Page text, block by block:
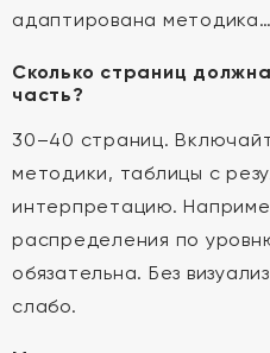
адаптирована
Сколько страниц
часть?
30–40 страниц.
методики, таблицы с
интерпретацию.
распределения по
обязательна. Без
слабо.